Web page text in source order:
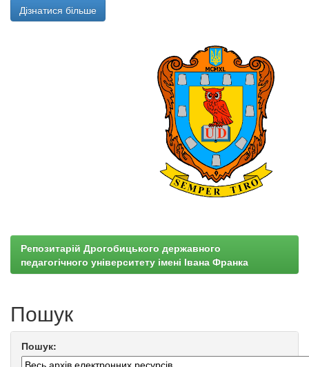
Дізнатися більше
Репозитарій Дрогобицького державного
педагогічного університету імені Івана Франка
Пошук
Пошук: